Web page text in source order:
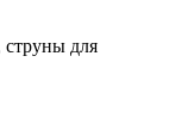
для